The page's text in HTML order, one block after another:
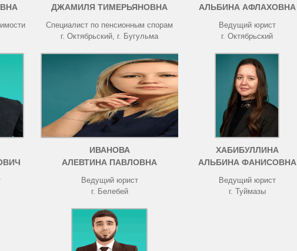
ДЖАМИЛЯ ТИМЕРЬЯНОВНА
Специалист по пенсионным спорам
г. Октябрьский, г. Бугульма
АЛЬБИНА АФЛАХОВНА
Ведущий юрист
г. Октябрьский
ИВАНОВА
АЛЕВТИНА ПАВЛОВНА
Ведущий юрист
г. Белебей
ХАБИБУЛЛИНА
АЛЬБИНА ФАНИСОВНА
Ведущий юрист
г. Туймазы